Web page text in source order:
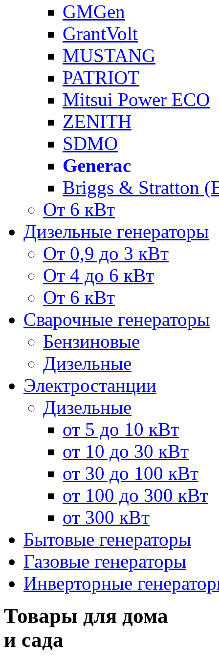
GMGen
GrantVolt
MUSTANG
PATRIOT
Mitsui Power ECO
ZENITH
SDMO
Generac
Briggs & Stratton
От 6 кВт
Дизельные генераторы
От 0,9 до 3 кВт
От 4 до 6 кВт
От 6 кВт
Сварочные генераторы
Бензиновые
Дизельные
Электростанции
Дизельные
от 5 до 10 кВт
от 10 до 30 кВт
от 30 до 100 кВт
от 100 до 300 кВт
от 300 кВт
Бытовые генераторы
Газовые генераторы
Инверторные
Товары для дома
и сада